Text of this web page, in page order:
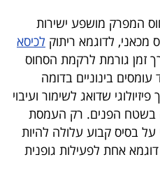
המפרק מושפע ישירות
לדוגמא ריתוק לכיסא
זמן גורמת לרקמת הסחוס
בינוניים בדומה
שדואג לשימור ועיבוי
בשטח הפנים. רק העמסת
על בסיס קבוע עלולה להיות
אחת לפעילות גופנית